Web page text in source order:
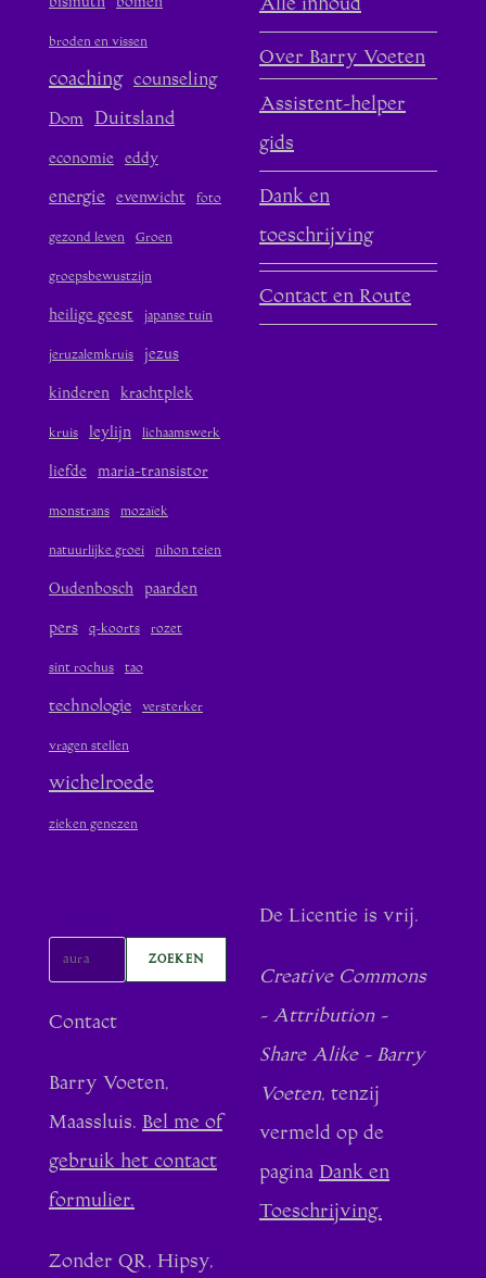
broden en vissen
coaching counseling
Dom Duitsland
economie eddy
energie evenwicht foto
gezond leven Groen
groepsbewustzijn
heilige geest japanse tuin
jeruzalemkruis jezus
kinderen krachtplek
kruis leylijn lichaamswerk
liefde maria-transistor
monstrans mozaïek
natuurlijke groei nihon teien
Oudenbosch paarden
pers q-koorts rozet
sint rochus tao
technologie versterker
vragen stellen
wichelroede
zieken genezen
Alle inhoud
Over Barry Voeten
Assistent-helper
gids
Dank en
toeschrijving
Contact en Route
ZOEKEN
Contact
Barry Voeten,
Maassluis. Bel me of
gebruik het contact
formulier.
Zonder QR, Hipsy,
De Licentie is vrij.
Creative Commons
- Attribution -
Share Alike - Barry
Voeten, tenzij
vermeld op de
pagina Dank en
Toeschrijving.